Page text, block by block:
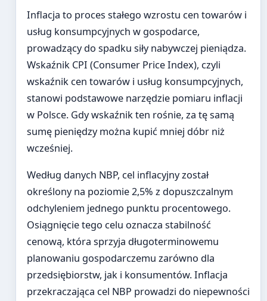
Inflacja to proces stałego wzrostu cen towarów i
usług konsumpcyjnych w gospodarce,
prowadzący do spadku siły nabywczej pieniądza.
Wskaźnik CPI (Consumer Price Index), czyli
wskaźnik cen towarów i usług konsumpcyjnych,
stanowi podstawowe narzędzie pomiaru inflacji
w Polsce. Gdy wskaźnik ten rośnie, za tę samą
sumę pieniędzy można kupić mniej dóbr niż
wcześniej.
Według danych NBP, cel inflacyjny został
określony na poziomie 2,5% z dopuszczalnym
odchyleniem jednego punktu procentowego.
Osiągnięcie tego celu oznacza stabilność
cenową, która sprzyja długoterminowemu
planowaniu gospodarczemu zarówno dla
przedsiębiorstw, jak i konsumentów. Inflacja
przekraczająca cel NBP prowadzi do niepewności